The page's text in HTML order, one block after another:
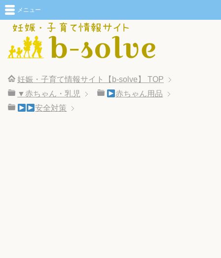
メニュー
妊娠・子育て情報サイト【b-solve】
TOP
▼赤ちゃん・乳児
赤ちゃん用品
安全対策